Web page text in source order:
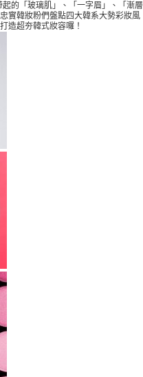
的「玻璃肌」、「一字眉」、「漸層
實韓妝粉們盤點四大韓系大勢彩妝風
造超夯韓式妝容囉！